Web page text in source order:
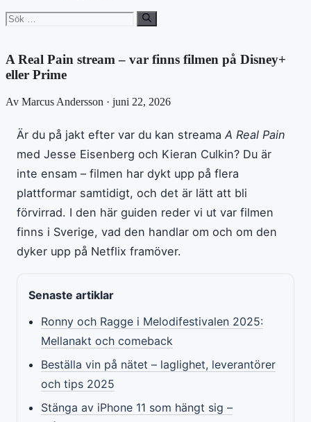
Sök
efter:
A Real Pain stream – var finns filmen på Disney+
eller Prime
Av Marcus Andersson · juni 22, 2026
Är du på jakt efter var du kan streama A Real Pain
med Jesse Eisenberg och Kieran Culkin? Du är
inte ensam – filmen har dykt upp på flera
plattformar samtidigt, och det är lätt att bli
förvirrad. I den här guiden reder vi ut var filmen
finns i Sverige, vad den handlar om och om den
dyker upp på Netflix framöver.
Senaste artiklar
Ronny och Ragge i Melodifestivalen 2025:
Mellanakt och comeback
Beställa vin på nätet – laglighet, leverantörer
och tips 2025
Stänga av iPhone 11 som hängt sig –